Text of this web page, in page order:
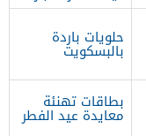
حلويات باردة
بالبسكويت
بطاقات تهنئة
معايدة عيد الفطر